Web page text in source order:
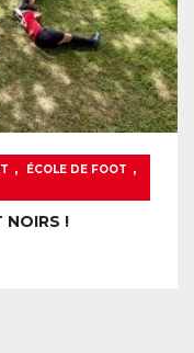
, ÉCOLE DE FOOT ,
NOIRS !